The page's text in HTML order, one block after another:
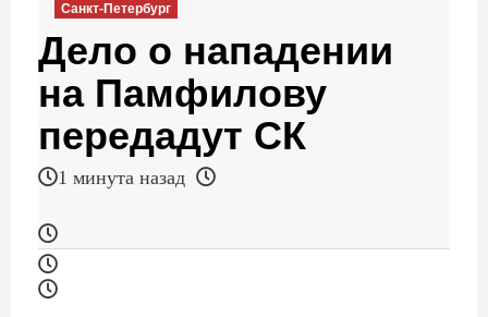
Санкт-Петербург
Дело о нападении
на Памфилову
передадут СК
1 минута назад